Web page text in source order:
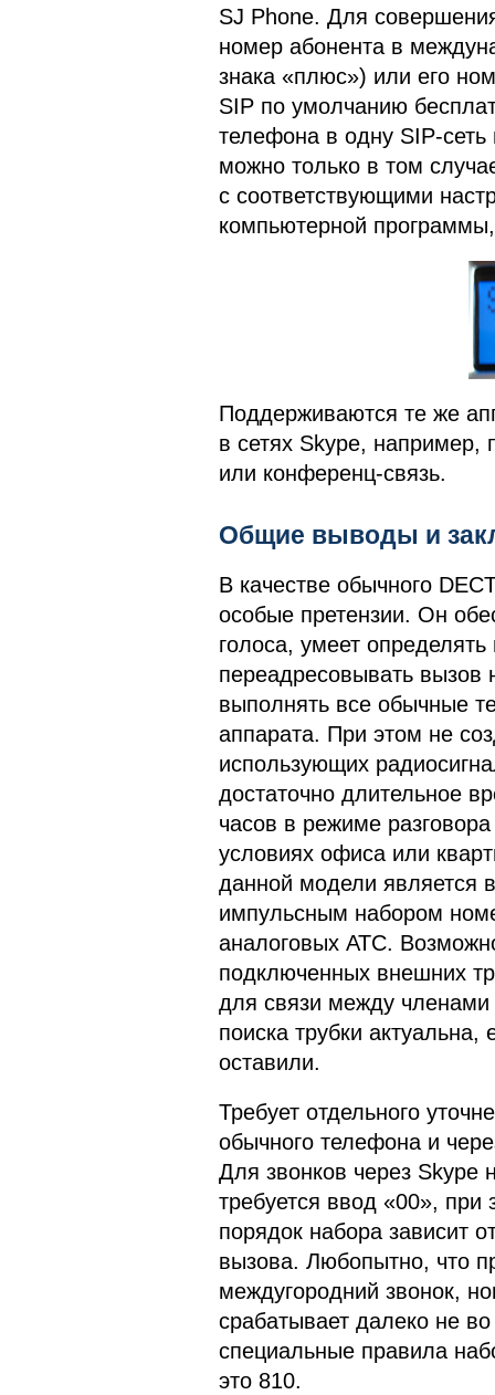
SJ Phone. Для
номер абонента в
знака «плюс») или его
SIP по умолчанию
телефона в одну SIP-сеть
можно только в том
с соответствующими
компьютерной
Поддерживаются те же
в сетях Skype, например,
или конференц-связь.
Общие выводы и
В качестве обычного
особые претензии. Он
голоса, умеет
переадресовывать вызов
выполнять все обычные
аппарата. При этом не
использующих
достаточно длительное
часов в режиме
условиях офиса или
данной модели является
импульсным набором
аналоговых АТС.
подключенных внешних
для связи между членами
поиска трубки
оставили.
Требует отдельного
обычного телефона и
Для звонков через Skype
требуется ввод «00», при
порядок набора зависит
вызова. Любопытно, что
междугородний звонок,
срабатывает далеко не
специальные правила
это 810.